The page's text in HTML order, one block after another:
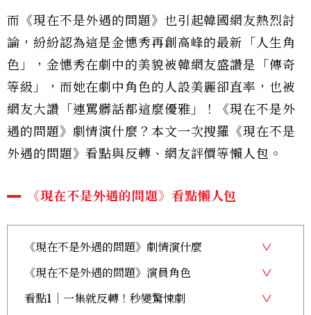
而《現在不是外遇的問題》也引起韓國網友熱烈討
論，紛紛認為這是金憓秀再創高峰的最新「人生角
色」，金憓秀在劇中的美貌被韓網友盛讚是「傳奇
等級」，而她在劇中角色的人設美麗卻直率，也被
網友大讚「連罵髒話都這麼優雅」！《現在不是外
遇的問題》劇情演什麼？本文一次搜羅《現在不是
外遇的問題》看點與反轉、網友評價等懶人包。
《現在不是外遇的問題》看點懶人包
《現在不是外遇的問題》劇情演什麼
《現在不是外遇的問題》演員角色
看點1｜一集就反轉！秒變驚悚劇